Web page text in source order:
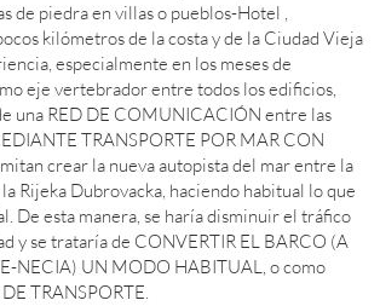
de piedra en villas o pueblos-Hotel ,
kilómetros de la costa y de la Ciudad Vieja
especialmente en los meses de
eje vertebrador entre todos los edificios,
una RED DE COMUNICACIÓN entre las
TRANSPORTE POR MAR CON
crear la nueva autopista del mar entre la
Rijeka Dubrovacka, haciendo habitual lo que
De esta manera, se haría disminuir el tráfico
y se trataría de CONVERTIR EL BARCO (A
NECIA) UN MODO HABITUAL, o como
TRANSPORTE.